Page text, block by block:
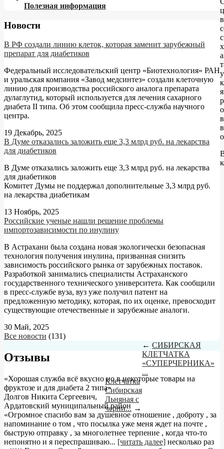
Полезная информация
Новости
В РФ создали линию клеток, которая заменит зарубежный
препарат для диабетиков
Федеральный исследовательский центр «Биотехнология» РАН
и уральская компания «Завод медсинтез» создали клеточную
линию для производства российского аналога препарата
дулаглутид, который используется для лечения сахарного
диабета II типа. Об этом сообщила пресс-служба научного
центра.
19 Декабрь, 2025
В Думе отказались заложить еще 3,3 млрд руб. на лекарства
для диабетиков
В Думе отказались заложить еще 3,3 млрд руб. на лекарства
для диабетиков
Комитет Думы не поддержал дополнительные 3,3 млрд руб.
на лекарства диабетикам
13 Ноябрь, 2025
Российские ученые нашли решение проблемы
импортозависимости по инулину
В Астрахани была создана новая экологически безопасная
технология получения инулина, призванная снизить
зависимость российского рынка от зарубежных поставок.
Разработкой занимались специалисты Астраханского
государственного технического университета. Как сообщили
в пресс-службе вуза, вуз уже получил патент на
предложенную методику, которая, по их оценке, превосходит
существующие отечественные и зарубежные аналоги.
30 Май, 2025
Все новости (131)
Отзывы
«Хорошая служба всё вкусно но в некоторые товары на
фруктозе и для диабета 2 типа»
Долгов Никита Сергеевич,
Ардатовский муниципальный район
«Огромное спасибо вам за душевное отношение , доброту , за
напоминание о том , что посылка уже меня ждет на почте ,
быструю отправку , за многолетнее терпение , когда что-то
непонятно и я переспрашиваю... [читать далее] несколько раз
в
а
в
← СИБИРСКАЯ
КЛЕТЧАТКА
«СУПЕРЧЕРНИКА»
...
Клетчатка
Сибирская
Льняная с
черни... →